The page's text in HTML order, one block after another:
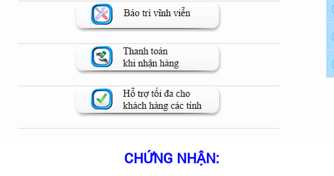
CHỨNG NHẬN: